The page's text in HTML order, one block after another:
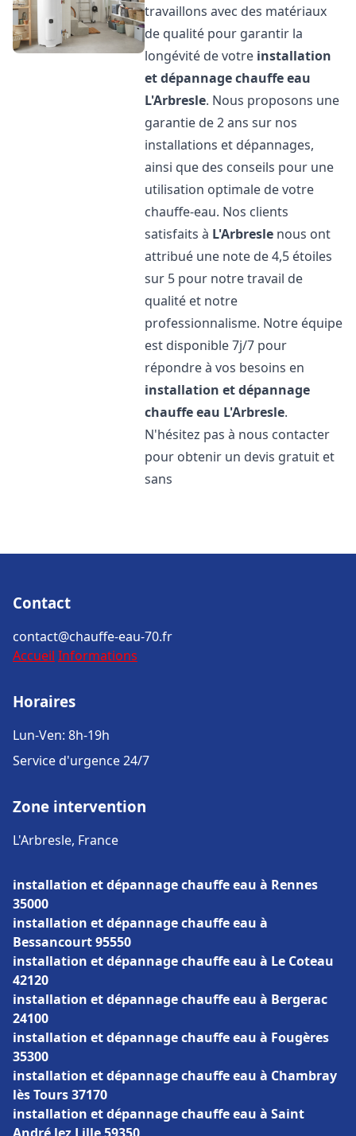
travaillons avec des matériaux
de qualité pour garantir la
longévité de votre installation
et dépannage chauffe eau
L'Arbresle. Nous proposons une
garantie de 2 ans sur nos
installations et dépannages,
ainsi que des conseils pour une
utilisation optimale de votre
chauffe-eau. Nos clients
satisfaits à L'Arbresle nous ont
attribué une note de 4,5 étoiles
sur 5 pour notre travail de
qualité et notre
professionnalisme. Notre équipe
est disponible 7j/7 pour
répondre à vos besoins en
installation et dépannage
chauffe eau L'Arbresle.
N'hésitez pas à nous contacter
pour obtenir un devis gratuit et
sans
Contact
contact@chauffe-eau-70.fr
Accueil Informations
Horaires
Lun-Ven: 8h-19h
Service d'urgence 24/7
Zone intervention
L'Arbresle, France
installation et dépannage chauffe eau à Rennes
35000
installation et dépannage chauffe eau à
Bessancourt 95550
installation et dépannage chauffe eau à Le Coteau
42120
installation et dépannage chauffe eau à Bergerac
24100
installation et dépannage chauffe eau à Fougères
35300
installation et dépannage chauffe eau à Chambray
lès Tours 37170
installation et dépannage chauffe eau à Saint